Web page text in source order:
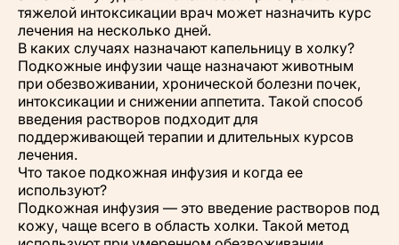
тяжелой интоксикации врач может назначить курс
лечения на несколько дней.
В каких случаях назначают капельницу в холку?
Подкожные инфузии чаще назначают животным
при обезвоживании, хронической болезни почек,
интоксикации и снижении аппетита. Такой способ
введения растворов подходит для
поддерживающей терапии и длительных курсов
лечения.
Что такое подкожная инфузия и когда ее
используют?
Подкожная инфузия — это введение растворов под
кожу, чаще всего в область холки. Такой метод